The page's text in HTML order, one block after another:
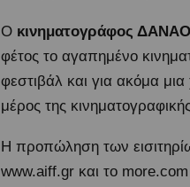
Οκινηματογράφος
φέτος το αγαπημένο
φεστιβάλ και για ακόμα μια
μέρος της
Η προπώληση των
www.aiff.grκαι τo more.com